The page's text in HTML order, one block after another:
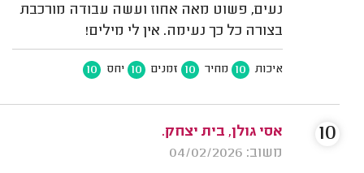
נעים, פשוט מאה אחוז ועשה עבודה מורכבת
בצורה כל כך נעימה. אין לי מילים!
איכות 10 מחיר 10 זמנים 10 יחס 10
אסי גולן, בית יצחק.
משוב: 04/02/2026
10